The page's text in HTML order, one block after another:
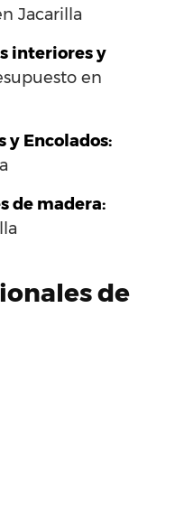
Jacarilla
interiores y
en
y Encolados:
de madera:
de